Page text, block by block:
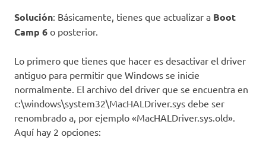
Solución: Básicamente, tienes que actualizar a Boot
Camp 6 o posterior.
Lo primero que tienes que hacer es desactivar el driver
antiguo para permitir que Windows se inicie
normalmente. El archivo del driver que se encuentra en
c:\windows\system32\MacHALDriver.sys debe ser
renombrado a, por ejemplo «MacHALDriver.sys.old».
Aquí hay 2 opciones: